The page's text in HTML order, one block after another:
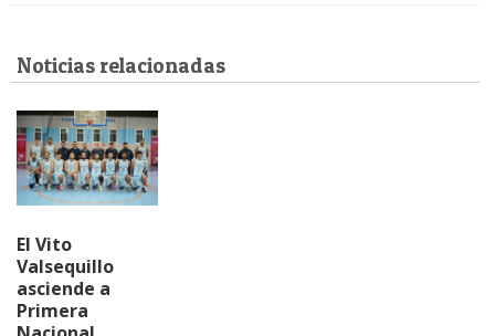
Noticias relacionadas
El Vito
Valsequillo
asciende a
Primera